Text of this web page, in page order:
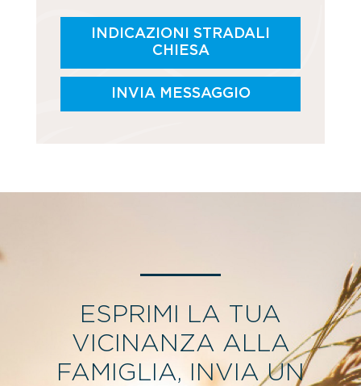
INDICAZIONI STRADALI
CHIESA
INVIA MESSAGGIO
ESPRIMI LA TUA
VICINANZA ALLA
FAMIGLIA, INVIA UN